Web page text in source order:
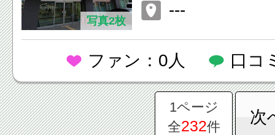
写真2枚
---
ファン：0人 口コ
1ページ
全232件
次